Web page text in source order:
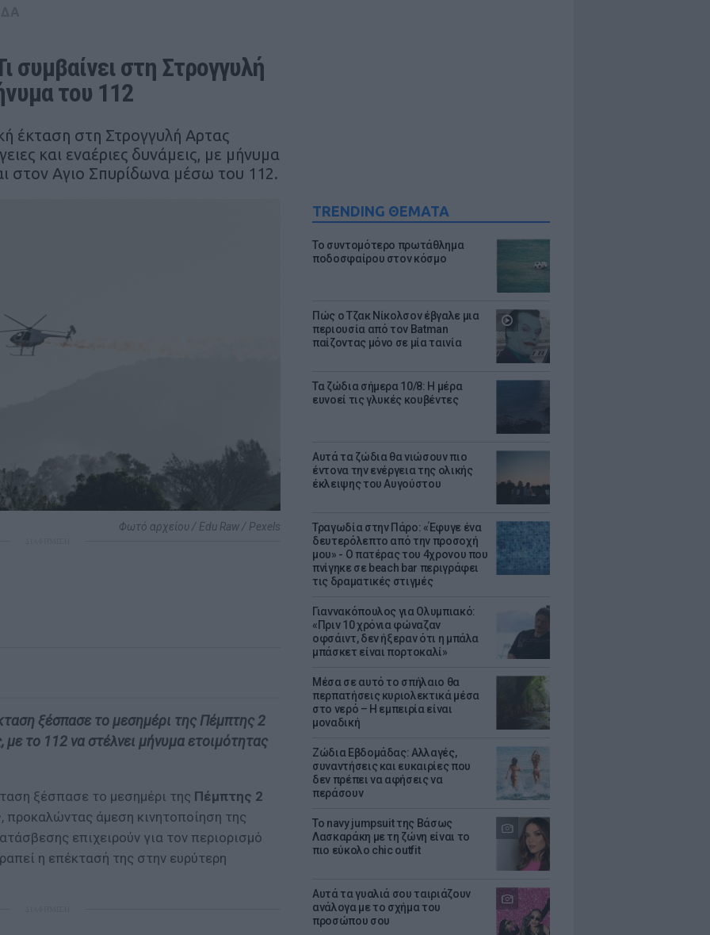
TRENDING ΘΕΜΑΤΑ
Το συντομότερο πρωτάθλημα
ποδοσφαίρου στον κόσμο
Πώς ο Τζακ Νίκολσον έβγαλε μια
περιουσία από τον Batman
παίζοντας μόνο σε μία ταινία
Τα ζώδια σήμερα 10/8: Η μέρα
ευνοεί τις γλυκές κουβέντες
Αυτά τα ζώδια θα νιώσουν πιο
έντονα την ενέργεια της ολικής
έκλειψης του Αυγούστου
Τραγωδία στην Πάρο: «Έφυγε ένα
δευτερόλεπτο από την προσοχή
μου» - Ο πατέρας του 4χρονου που
πνίγηκε σε beach bar περιγράφει
τις δραματικές στιγμές
Γιαννακόπουλος για Ολυμπιακό:
«Πριν 10 χρόνια φώναζαν
οφσάιντ, δεν ήξεραν ότι η μπάλα
μπάσκετ είναι πορτοκαλί»
Μέσα σε αυτό το σπήλαιο θα
περπατήσεις κυριολεκτικά μέσα
στο νερό – Η εμπειρία είναι
μοναδική
Ζώδια Εβδομάδας: Αλλαγές,
συναντήσεις και ευκαιρίες που
δεν πρέπει να αφήσεις να
περάσουν
Το navy jumpsuit της Βάσως
Λασκαράκη με τη ζώνη είναι το
πιο εύκολο chic outfit
Αυτά τα γυαλιά σου ταιριάζουν
ανάλογα με το σχήμα του
προσώπου σου
συμβαίνει στη Στρογγυλή
του 112
έκταση στη Στρογγυλή Αρτας
και εναέριες δυνάμεις, με μήνυμα
στον Αγιο Σπυρίδωνα μέσω του 112.
Φωτό αρχείου / Edu Raw / Pexels
ξέσπασε το μεσημέρι της Πέμπτης 2
το 112 να στέλνει μήνυμα ετοιμότητας
ξέσπασε το μεσημέρι της Πέμπτης 2
, προκαλώντας άμεση κινητοποίηση της
επιχειρούν για τον περιορισμό
η επέκτασή της στην ευρύτερη